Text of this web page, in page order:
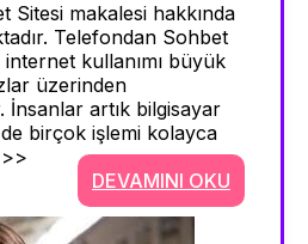
Sitesi makalesi hakkında
Telefondan Sohbet
kullanımı büyük
üzerinden
İnsanlar artık bilgisayar
birçok işlemi kolayca
DEVAMINI OKU